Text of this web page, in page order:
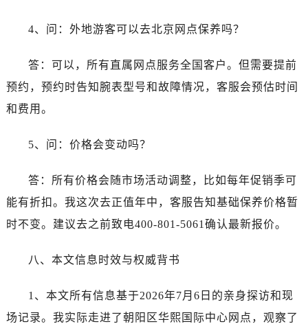
4、问：外地游客可以去北京网点保养吗？
答：可以，所有直属网点服务全国客户。但需要提前
预约，预约时告知腕表型号和故障情况，客服会预估时间
和费用。
5、问：价格会变动吗？
答：所有价格会随市场活动调整，比如每年促销季可
能有折扣。我这次去正值年中，客服告知基础保养价格暂
时不变。建议去之前致电400-801-5061确认最新报价。
八、本文信息时效与权威背书
1、本文所有信息基于2026年7月6日的亲身探访和现
场记录。我实际走进了朝阳区华熙国际中心网点，观察了